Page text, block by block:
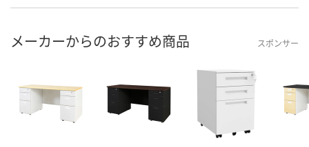
メーカーからのおすすめ商品 スポンサー